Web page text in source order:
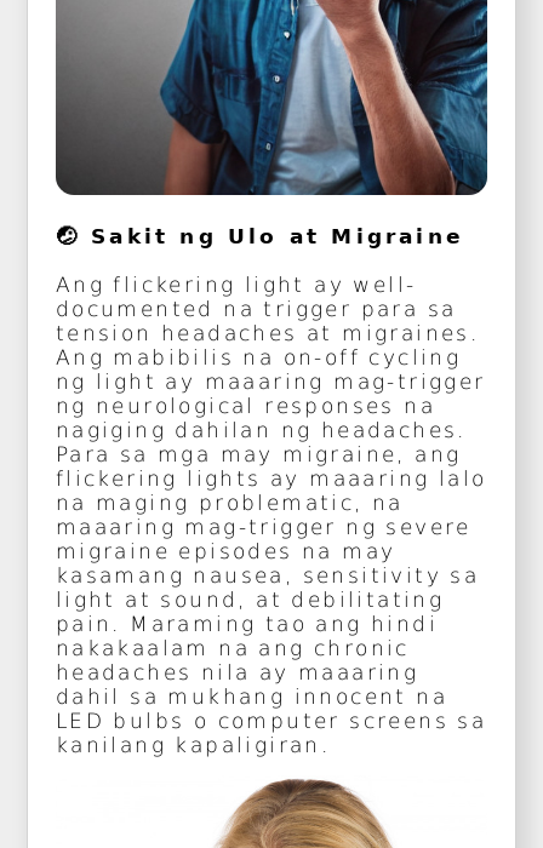
🤕 Sakit ng Ulo at Migraine
Ang flickering light ay well-
documented na trigger para sa
tension headaches at migraines.
Ang mabibilis na on-off cycling
ng light ay maaaring mag-trigger
ng neurological responses na
nagiging dahilan ng headaches.
Para sa mga may migraine, ang
flickering lights ay maaaring lalo
na maging problematic, na
maaaring mag-trigger ng severe
migraine episodes na may
kasamang nausea, sensitivity sa
light at sound, at debilitating
pain. Maraming tao ang hindi
nakakaalam na ang chronic
headaches nila ay maaaring
dahil sa mukhang innocent na
LED bulbs o computer screens sa
kanilang kapaligiran.